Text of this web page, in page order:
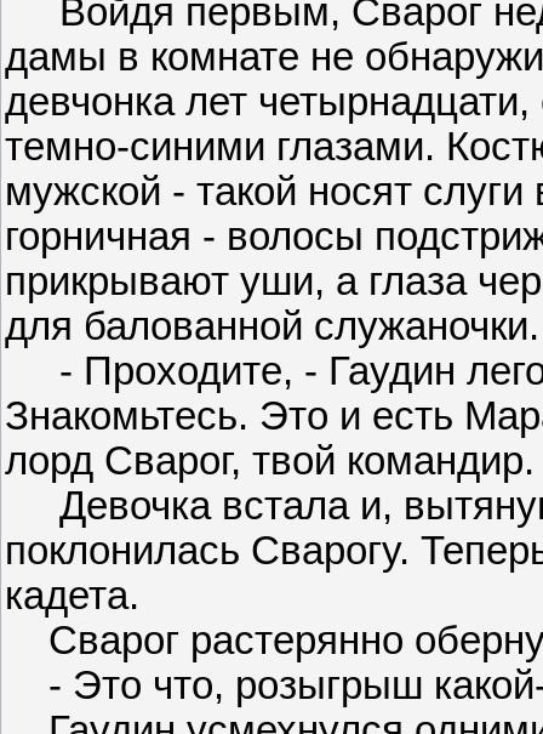
Войдя первым, Сварог
дамы в комнате не
девчонка лет
темно-синими глазами.
мужской - такой носят
горничная - волосы
прикрывают уши, а глаза
для балованной служаночки.
- Проходите, - Гаудин
Знакомьтесь. Это и есть
лорд Сварог, твой командир.
Девочка встала и,
поклонилась Сварогу.
кадета.
Сварог растерянно
- Это что, розыгрыш